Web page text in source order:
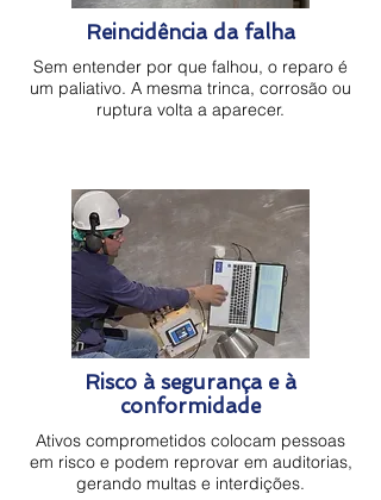
Reincidência da falha
Sem entender por que falhou, o reparo é
um paliativo. A mesma trinca, corrosão ou
ruptura volta a aparecer.
Risco à segurança e à
conformidade
Ativos comprometidos colocam pessoas
em risco e podem reprovar em auditorias,
gerando multas e interdições.